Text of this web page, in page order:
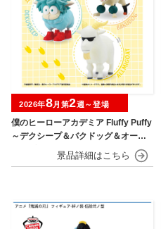
僕のヒーローアカデミア Fluffy Puffy
～デクシープ＆バクドッグ＆オール
マイゴート～
2026年8月第2週～登場